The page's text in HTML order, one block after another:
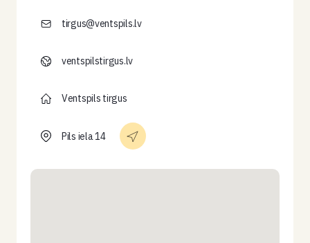
tirgus@ventspils.lv
ventspilstirgus.lv
Ventspils tirgus
Pils iela 14